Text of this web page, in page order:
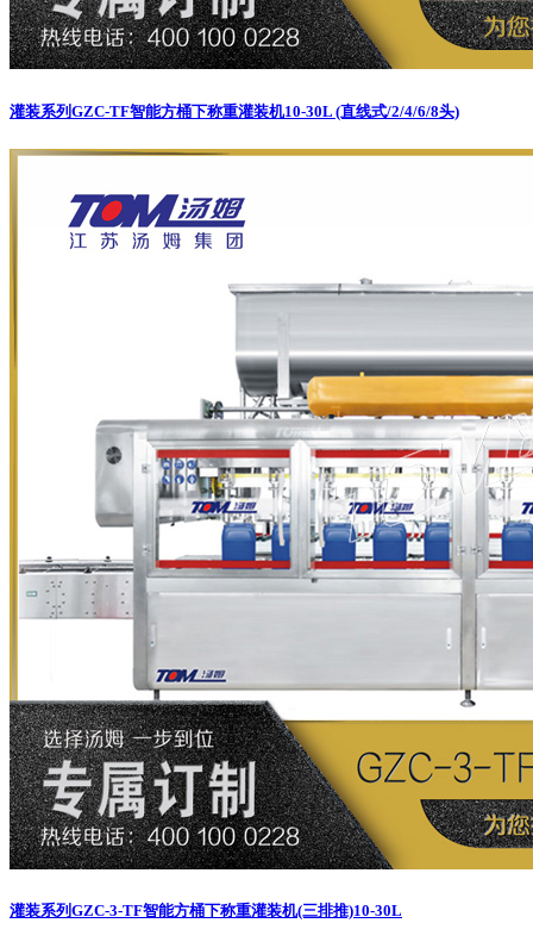
灌装系列 GZC-TF智能方桶下称重灌装机10-30L (直线式/2/4/6/8头)
灌装系列 GZC-3-TF智能方桶下称重灌装机(三排推)10-30L